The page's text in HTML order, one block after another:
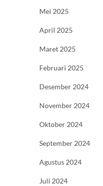
Mei 2025
April 2025
Maret 2025
Februari 2025
Desember 2024
November 2024
Oktober 2024
September 2024
Agustus 2024
Juli 2024